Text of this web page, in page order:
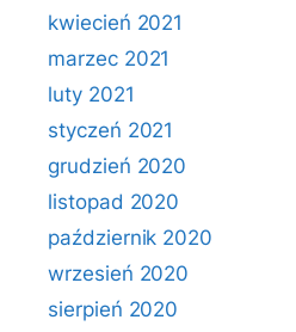
kwiecień 2021
marzec 2021
luty 2021
styczeń 2021
grudzień 2020
listopad 2020
październik 2020
wrzesień 2020
sierpień 2020